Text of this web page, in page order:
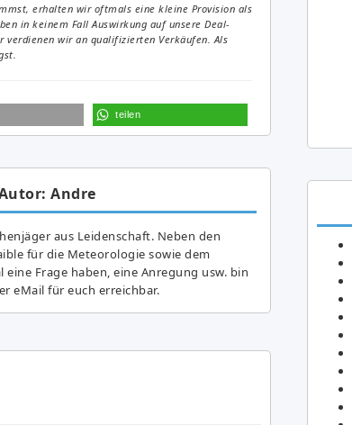
erhalten wir oftmals eine kleine Provision als
in keinem Fall Auswirkung auf unsere Deal-
verdienen wir an qualifizierten Verkäufen. Als
teilen
Andre
aus Leidenschaft. Neben den
für die Meteorologie sowie dem
Frage haben, eine Anregung usw. bin
eMail für euch erreichbar.